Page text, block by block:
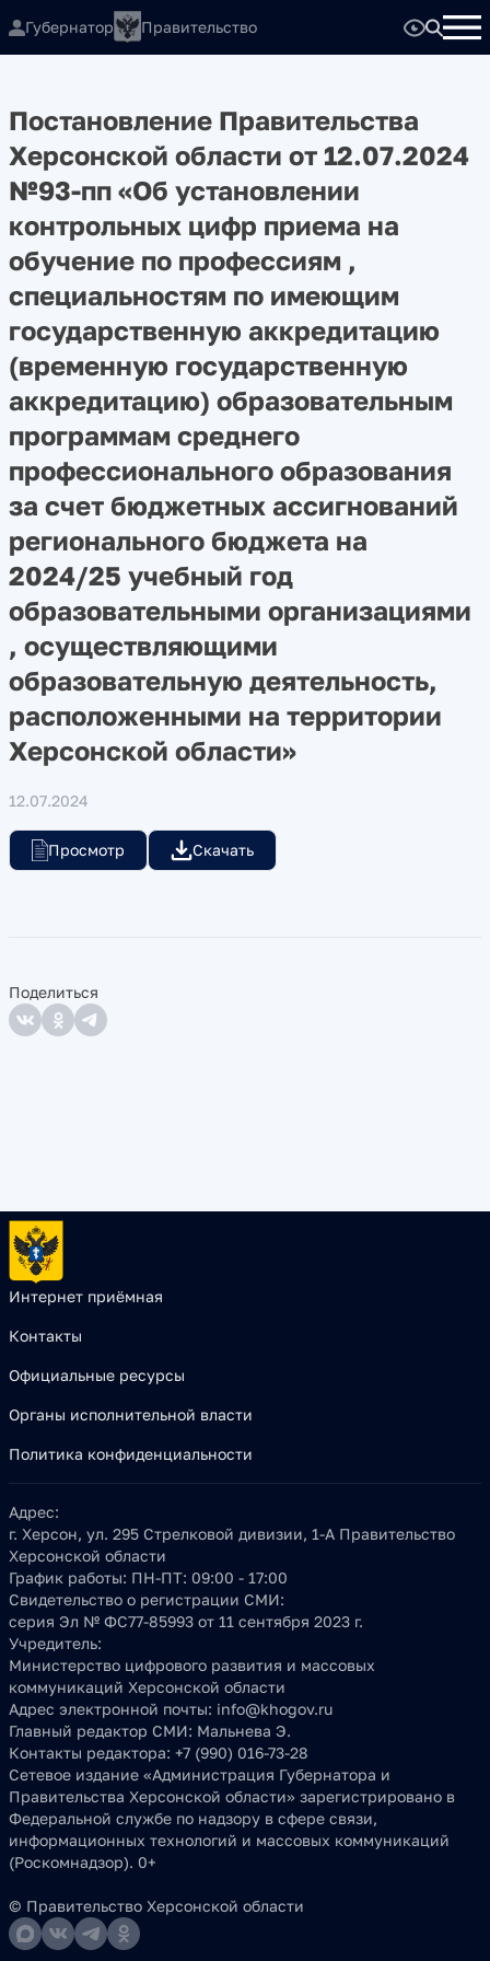
Губернатор Правительство
Постановление Правительства
Херсонской области от 12.07.2024
№93-пп «Об установлении
контрольных цифр приема на
обучение по профессиям ,
специальностям по имеющим
государственную аккредитацию
(временную государственную
аккредитацию) образовательным
программам среднего
профессионального образования
за счет бюджетных ассигнований
регионального бюджета на
2024/25 учебный год
образовательными организациями
, осуществляющими
образовательную деятельность,
расположенными на территории
Херсонской области»
12.07.2024
Просмотр Скачать
Поделиться
Интернет приёмная
Контакты
Официальные ресурсы
Органы исполнительной власти
Политика конфиденциальности
Адрес:
г. Херсон, ул. 295 Стрелковой дивизии, 1-А Правительство
Херсонской области
График работы: ПН-ПТ: 09:00 - 17:00
Свидетельство о регистрации СМИ:
серия Эл № ФС77-85993 от 11 сентября 2023 г.
Учредитель:
Министерство цифрового развития и массовых
коммуникаций Херсонской области
Адрес электронной почты: info@khogov.ru
Главный редактор СМИ: Мальнева Э.
Контакты редактора: +7 (990) 016-73-28
Сетевое издание «Администрация Губернатора и
Правительства Херсонской области» зарегистрировано в
Федеральной службе по надзору в сфере связи,
информационных технологий и массовых коммуникаций
(Роскомнадзор). 0+
© Правительство Херсонской области